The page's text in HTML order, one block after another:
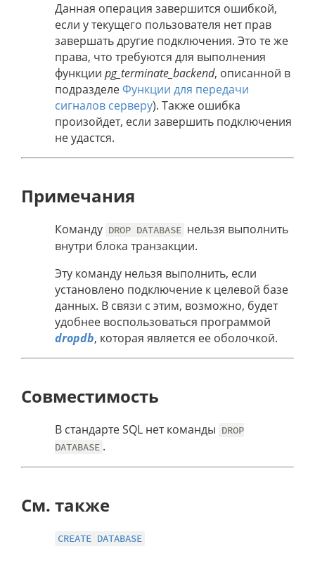
Данная операция завершится ошибкой,
если у текущего пользователя нет прав
завершать другие подключения. Это те же
права, что требуются для выполнения
функции pg_terminate_backend, описанной в
подразделеФункции для передачи
сигналов серверу). Также ошибка
произойдет, если завершить подключения
не удастся.
Примечания
Команду DROP DATABASE нельзя выполнить
внутри блока транзакции.
Эту команду нельзя выполнить, если
установлено подключение к целевой базе
данных. В связи с этим, возможно, будет
удобнее воспользоваться программой
dropdb, которая является ее оболочкой.
Совместимость
В стандарте SQL нет команды DROP
DATABASE .
См. также
CREATE DATABASE